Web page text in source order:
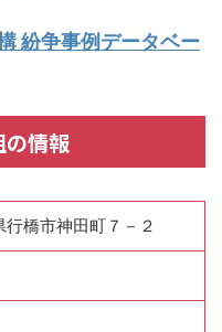
紛争事例データベー
の情報
橋市神田町７－２